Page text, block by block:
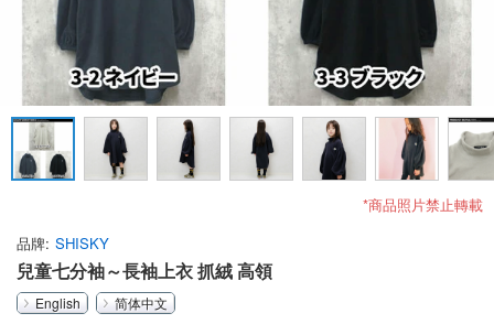
*商品照片禁止轉載
品牌 SHISKY
兒童七分袖～長袖上衣 抓絨 高領
English 简体中文